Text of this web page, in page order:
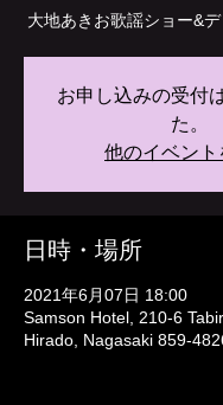
大地あきお歌謡ショー&
お申し込みの受付
た。
他のイベント
日時・場所
2021年6月07日 18:00
Samson Hotel, 210-6
Hirado, Nagasaki 859-